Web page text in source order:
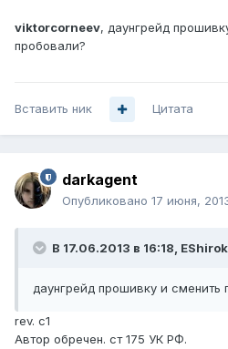
viktorcorneev, даунгрейд
пробовали?
Вставить ник Цитата
darkagent
Опубликовано 17 июня,
В 17.06.2013 в 16:18,
даунгрейд прошивку и сменить
rev. c1
Автор обречен. ст 175 УК РФ.